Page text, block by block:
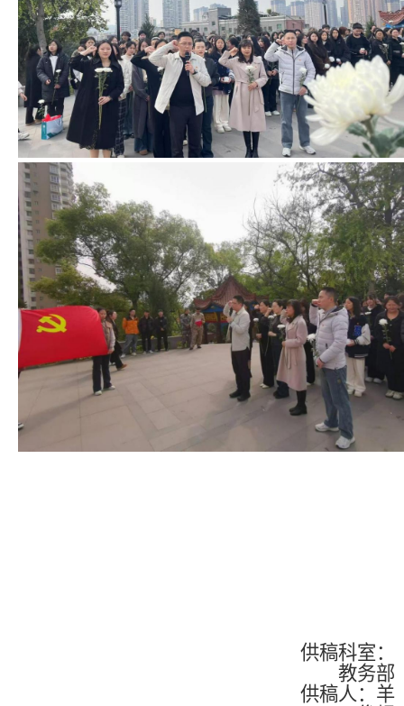
供稿科室：
教务部
供稿人：羊